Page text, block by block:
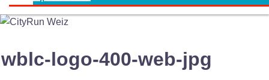
wblc-logo-400-web-jpg